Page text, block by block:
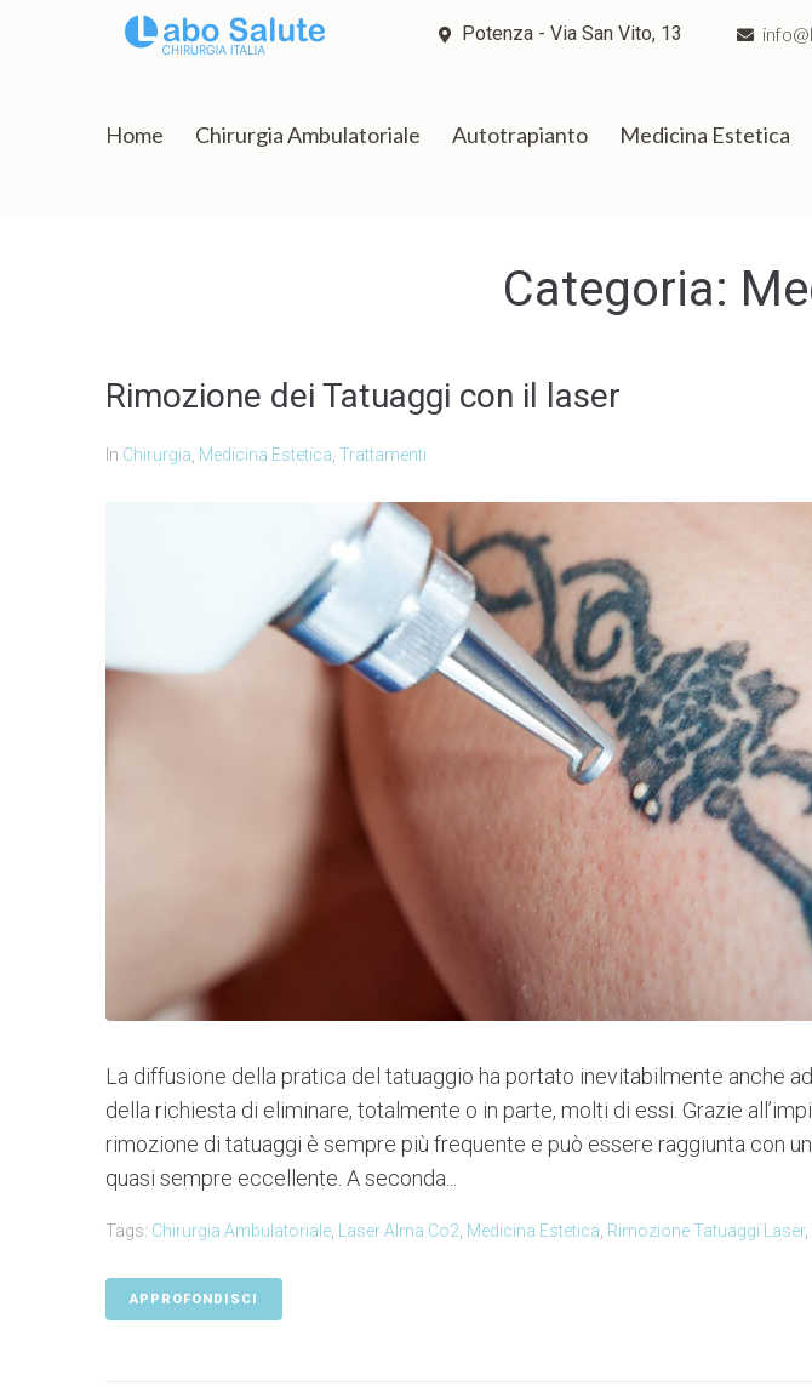
Potenza - Via San Vito, 13
Home Chirurgia Ambulatoriale Autotrapianto Medicina Estetica
Categoria:
Rimozione dei Tatuaggi con il laser
In Chirurgia Medicina Estetica Trattamenti
La diffusione della pratica del tatuaggio ha portato inevitabilmente anche
della richiesta di eliminare, totalmente o in parte, molti di essi. Grazie
rimozione di tatuaggi è sempre più frequente e può essere raggiunta con
quasi sempre eccellente. A seconda...
Tags: Chirurgia Ambulatoriale Laser Alma Co2 Medicina Estetica Rimozione Tatuaggi Laser,
APPROFONDISCI